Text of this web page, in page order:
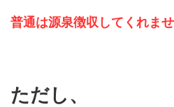
普通は源泉徴収してくれませ
ただし、